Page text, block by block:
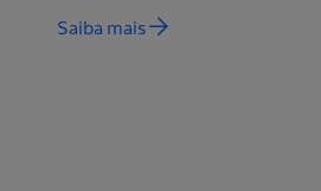
Saiba mais